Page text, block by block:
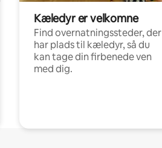
Kæledyr er velkomne
Find overnatningssteder, der
har plads til kæledyr, så du
kan tage din firbenede ven
med dig.